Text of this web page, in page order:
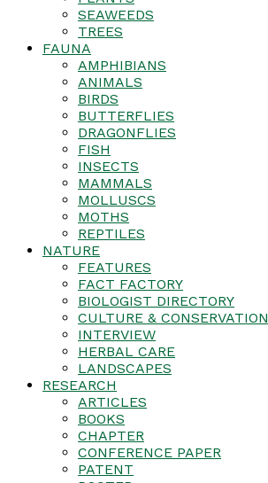
SEAWEEDS
TREES
FAUNA
AMPHIBIANS
ANIMALS
BIRDS
BUTTERFLIES
DRAGONFLIES
FISH
INSECTS
MAMMALS
MOLLUSCS
MOTHS
REPTILES
NATURE
FEATURES
FACT FACTORY
BIOLOGIST DIRECTORY
CULTURE & CONSERVATION
INTERVIEW
HERBAL CARE
LANDSCAPES
RESEARCH
ARTICLES
BOOKS
CHAPTER
CONFERENCE PAPER
PATENT